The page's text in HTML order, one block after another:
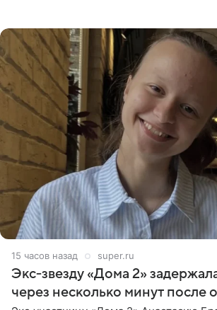
15 часов назад super.ru
Экс‑звезду «Дома 2»
через несколько минут после